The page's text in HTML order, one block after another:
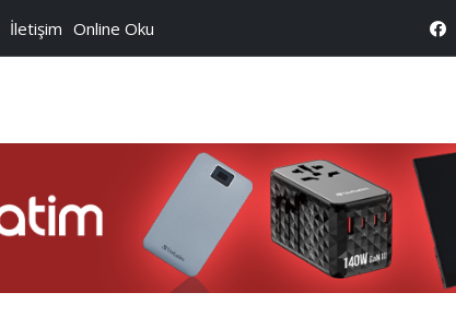
İletişim Online Oku